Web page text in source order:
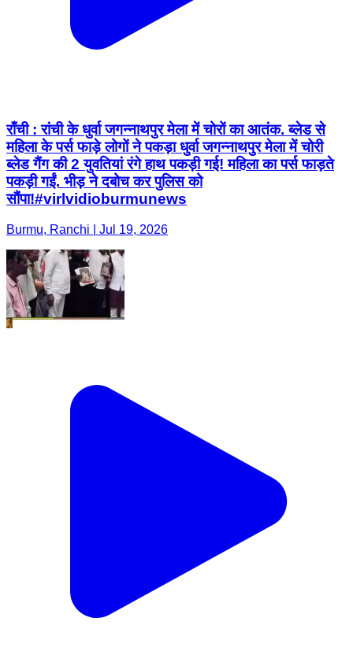
राँची : रांची के धुर्वा जगन्नाथपुर मेला में चोरों का आतंक. ब्लेड से
महिला के पर्स फाड़े लोगों ने पकड़ा धुर्वा जगन्नाथपुर मेला में चोरी
ब्लेड गैंग की 2 युवतियां रंगे हाथ पकड़ी गई! महिला का पर्स फाड़ते
पकड़ी गईं. भीड़ ने दबोच कर पुलिस को
सौंपा!#virlvidioburmunews
Burmu, Ranchi | Jul 19, 2026